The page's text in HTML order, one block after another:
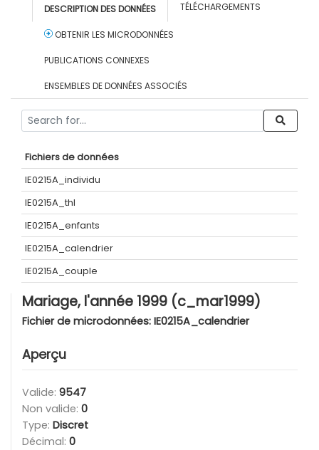
DESCRIPTION DES DONNÉES TÉLÉCHARGEMENTS
OBTENIR LES MICRODONNÉES
PUBLICATIONS CONNEXES
ENSEMBLES DE DONNÉES ASSOCIÉS
Fichiers de données
IE0215A_individu
IE0215A_thl
IE0215A_enfants
IE0215A_calendrier
IE0215A_couple
Mariage, l'année 1999 (c_mar1999)
Fichier de microdonnées: IE0215A_calendrier
Aperçu
Valide: 9547
Non valide: 0
Type: Discret
Décimal: 0